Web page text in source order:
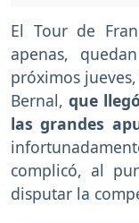
El Tour de
apenas,
próximos
Bernal, que
las grandes
complicó, al
disputar la